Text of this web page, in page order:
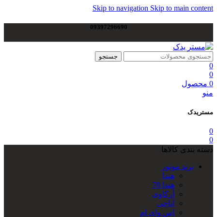
Skip to navigation Skip to main content
09397296690
جستجو
0
0
0 محصول
منو
مستریدک
0
0
دسته بندی کالاها
برند موتور
هندا
هندا 70
آرکاوی
آپاچی
اس وای ام